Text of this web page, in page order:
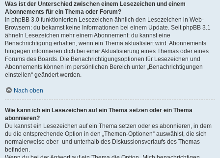
Was ist der Unterschied zwischen einem Lesezeichen und einem
Abonnements für ein Thema oder Forum?
In phpBB 3.0 funktionierten Lesezeichen ähnlich den Lesezeichen in Web-
Browsern: du bekamst keine Informationen bei einem Update. Seit phpBB 3.1
ähneln Lesezeichen mehr einem Abonnement: du kannst eine
Benachrichtigung erhalten, wenn ein Thema aktualisiert wird. Abonnements
hingegen informieren dich bei einer Aktualisierung eines Themas oder eines
Forums des Boards. Die Benachrichtigungsoptionen für Lesezeichen und
Abonnements können im persönlichen Bereich unter „Benachrichtigungen
einstellen“ geändert werden.
Nach oben
Wie kann ich ein Lesezeichen auf ein Thema setzen oder ein Thema
abonnieren?
Du kannst ein Lesezeichen auf ein Thema setzen oder es abonnieren, in dem
du die entsprechende Option in den „Themen-Optionen“ auswählst, die sich
normalerweise ober- und unterhalb des Diskussionsverlaufs des Themas
befinden.